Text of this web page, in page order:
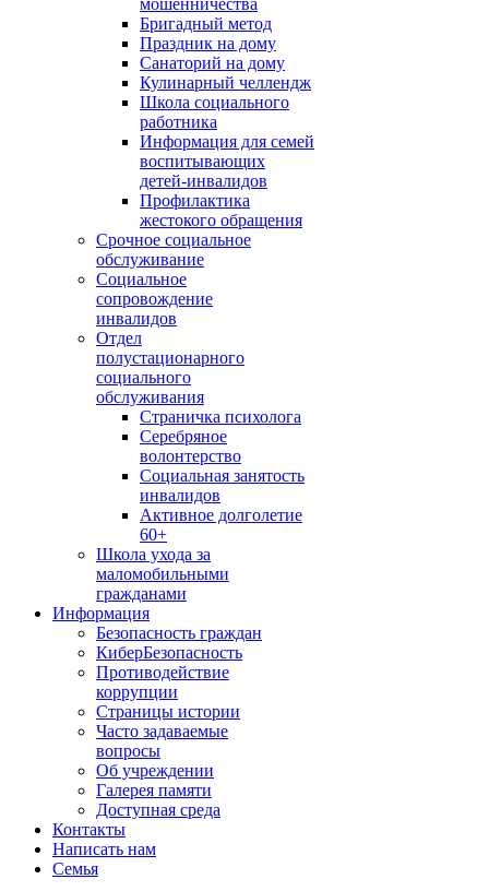
мошенничества
Бригадный метод
Праздник на дому
Санаторий на дому
Кулинарный челлендж
Школа социального
работника
Информация для семей
воспитывающих
детей-инвалидов
Профилактика
жестокого обращения
Срочное социальное
обслуживание
Социальное
сопровождение
инвалидов
Отдел
полустационарного
социального
обслуживания
Страничка психолога
Серебряное
волонтерство
Социальная занятость
инвалидов
Активное долголетие
60+
Школа ухода за
маломобильными
гражданами
Информация
Безопасность граждан
КиберБезопасность
Противодействие
коррупции
Страницы истории
Часто задаваемые
вопросы
Об учреждении
Галерея памяти
Доступная среда
Контакты
Написать нам
Семья